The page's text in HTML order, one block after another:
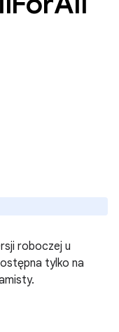
roboczej u
tylko na